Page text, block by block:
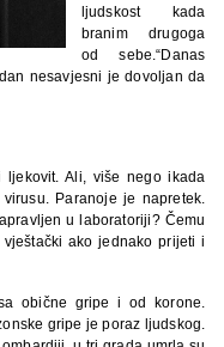
ljudskost kada
branim drugoga
od sebe.“Danas
nesavjesni je dovoljan da
ljekovit. Ali, više nego ikada
Paranoje je napretek.
u laboratoriji? Čemu
ako jednako prijeti i
obične gripe i od korone.
gripe je poraz ljudskog.